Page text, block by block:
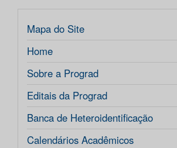
Mapa do Site
Home
Sobre a Prograd
Editais da Prograd
Banca de Heteroidentificação
Calendários Acadêmicos